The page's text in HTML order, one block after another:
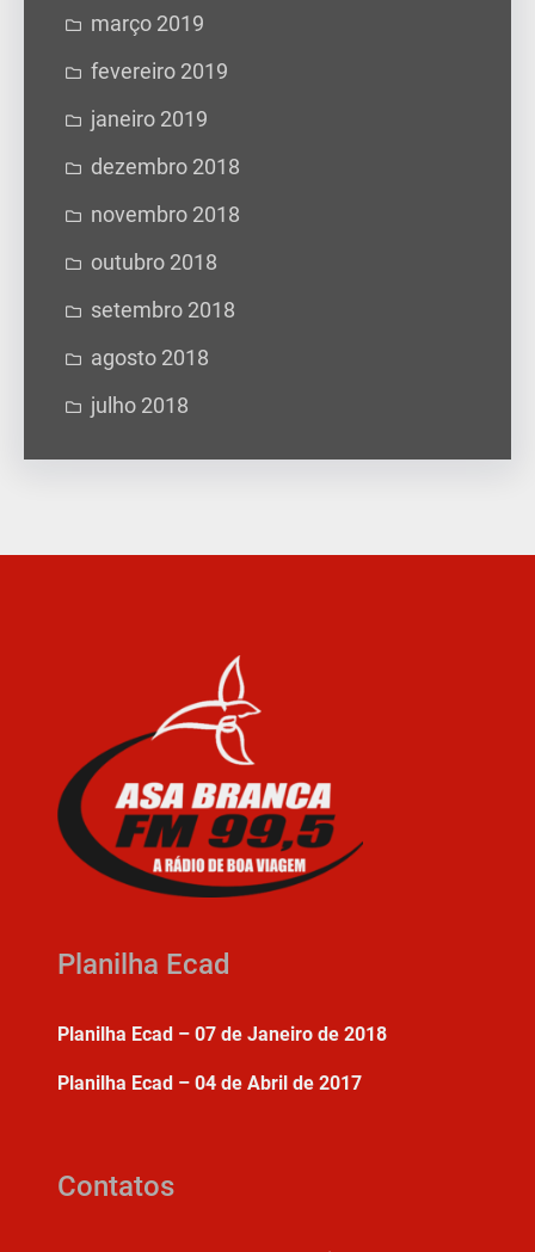
março 2019
fevereiro 2019
janeiro 2019
dezembro 2018
novembro 2018
outubro 2018
setembro 2018
agosto 2018
julho 2018
Planilha Ecad
Planilha Ecad – 07 de Janeiro de 2018
Planilha Ecad – 04 de Abril de 2017
Contatos